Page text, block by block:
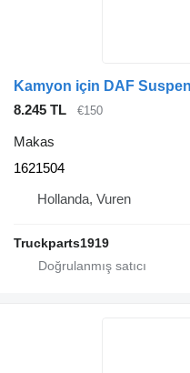
8.245 TL €150
Makas
1621504
Hollanda, Vuren
Truckparts1919